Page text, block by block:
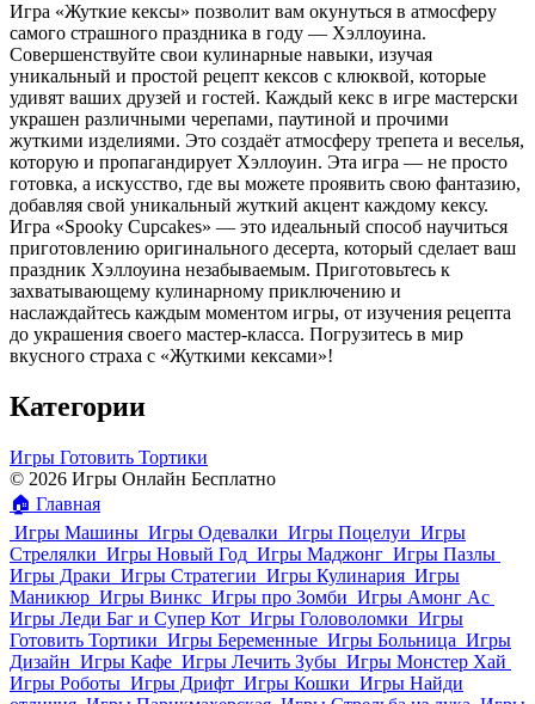
Игра «Жуткие кексы» позволит вам окунуться в атмосферу
самого страшного праздника в году — Хэллоуина.
Совершенствуйте свои кулинарные навыки, изучая
уникальный и простой рецепт кексов с клюквой, которые
удивят ваших друзей и гостей. Каждый кекс в игре мастерски
украшен различными черепами, паутиной и прочими
жуткими изделиями. Это создаёт атмосферу трепета и веселья,
которую и пропагандирует Хэллоуин. Эта игра — не просто
готовка, а искусство, где вы можете проявить свою фантазию,
добавляя свой уникальный жуткий акцент каждому кексу.
Игра «Spooky Cupcakes» — это идеальный способ научиться
приготовлению оригинального десерта, который сделает ваш
праздник Хэллоуина незабываемым. Приготовьтесь к
захватывающему кулинарному приключению и
наслаждайтесь каждым моментом игры, от изучения рецепта
до украшения своего мастер-класса. Погрузитесь в мир
вкусного страха с «Жуткими кексами»!
Категории
Игры Готовить Тортики
© 2026 Игры Онлайн Бесплатно
🏠 Главная
Игры Машины Игры Одевалки Игры Поцелуи Игры
Стрелялки Игры Новый Год Игры Маджонг Игры Пазлы
Игры Драки Игры Стратегии Игры Кулинария Игры
Маникюр Игры Винкс Игры про Зомби Игры Амонг Ас
Игры Леди Баг и Супер Кот Игры Головоломки Игры
Готовить Тортики Игры Беременные Игры Больница Игры
Дизайн Игры Кафе Игры Лечить Зубы Игры Монстер Хай
Игры Роботы Игры Дрифт Игры Кошки Игры Найди